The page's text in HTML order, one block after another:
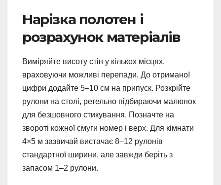
Нарізка полотен і
розрахунок матеріалів
Виміряйте висоту стін у кількох місцях,
враховуючи можливі перепади. До отриманої
цифри додайте 5–10 см на припуск. Розкрійте
рулони на столі, ретельно підбираючи малюнок
для безшовного стикування. Позначте на
звороті кожної смуги номер і верх. Для кімнати
4×5 м зазвичай вистачає 8–12 рулонів
стандартної ширини, але завжди беріть з
запасом 1–2 рулони.